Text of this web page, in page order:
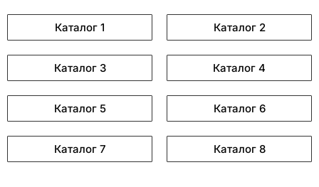
Каталог 1 Каталог 2
Каталог 3 Каталог 4
Каталог 5 Каталог 6
Каталог 7 Каталог 8